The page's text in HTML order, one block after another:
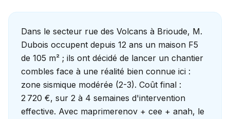
Dans le secteur rue des Volcans à Brioude, M.
Dubois occupent depuis 12 ans un maison F5
de 105 m² ; ils ont décidé de lancer un chantier
combles face à une réalité bien connue ici :
zone sismique modérée (2-3). Coût final :
2 720 €, sur 2 à 4 semaines d'intervention
effective. Avec maprimerenov + cee + anah, le